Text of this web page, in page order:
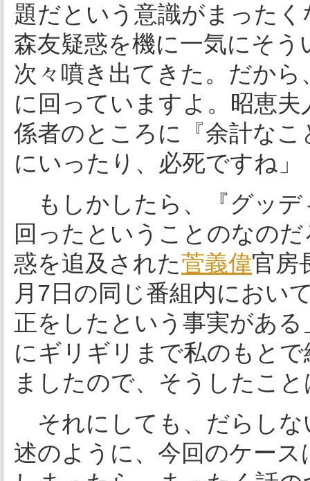
題だという意識がまった
森友疑惑を機に一気にそ
次々噴き出てきた。だか
に回っていますよ。昭恵
係者のところに『余計な
にいったり、必死ですね」
もしかしたら、『グッデ
回ったということのなの
惑を追及された菅義偉官房
月7日の同じ番組内におい
正をしたという事実があ
にギリギリまで私のもと
ましたので、そうしたこ
それにしても、だらしな
述のように、今回のケー